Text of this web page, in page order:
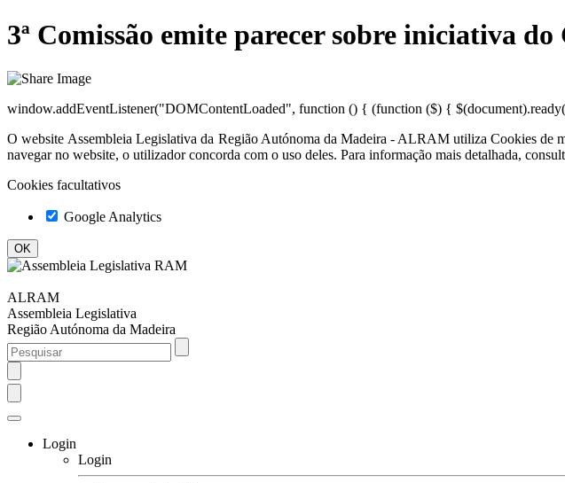
3ª Comissão emite parecer sobre iniciativa
window.addEventListener("DOMContentLoaded", function () { (function ($) {
O website Assembleia Legislativa da Região Autónoma da Madeira - ALRAM utiliza Cookies de
navegar no website, o utilizador concorda com o uso deles. Para informação mais detalhada,
Cookies facultativos
Google Analytics
ALRAM
Assembleia Legislativa
Região Autónoma da Madeira
Login
Login